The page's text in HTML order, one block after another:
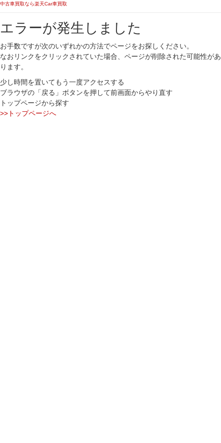
中古車買取なら楽天Car車買取
エラーが発生しました
お手数ですが次のいずれかの方法でページをお探しください。
なおリンクをクリックされていた場合、ページが削除された可能性があ
ります。
少し時間を置いてもう一度アクセスする
ブラウザの「戻る」ボタンを押して前画面からやり直す
トップページから探す
>>トップページへ